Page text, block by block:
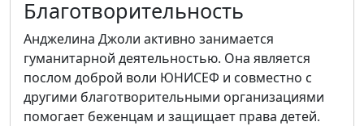
Благотворительность
Анджелина Джоли активно занимается
гуманитарной деятельностью. Она является
послом доброй воли ЮНИСЕФ и совместно с
другими благотворительными организациями
помогает беженцам и защищает права детей.